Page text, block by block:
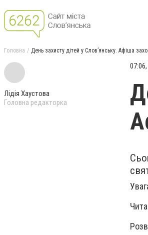
Головна День захисту дітей у Слов’янську. Афіша
Лідія Хаустова
Головна редакторка